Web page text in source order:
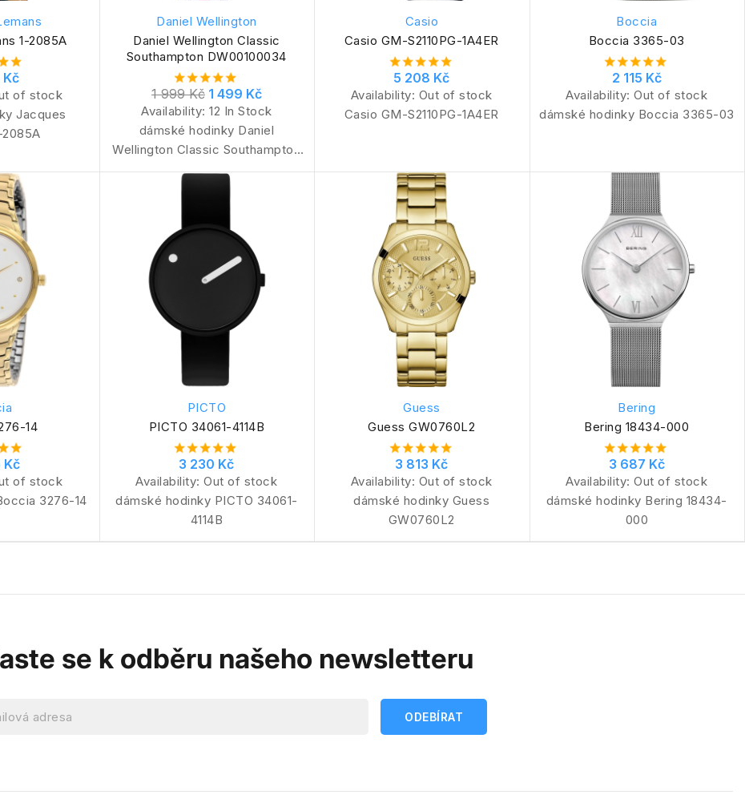
1-2085A
Kč
of stock
Jacques
2085A
Daniel Wellington
Daniel Wellington Classic
Southampton DW00100034
1 999 Kč 1 499 Kč
Availability:12 In Stock
dámské hodinky Daniel
Wellington Classic Southampton
DW00100034
Casio
Casio GM-S2110PG-1A4ER
5 208 Kč
Availability: Out of stock
Casio GM-S2110PG-1A4ER
Boccia
Boccia 3365-03
2 115 Kč
Availability:Out of stock
dámské hodinky Boccia 3365-03
14
Kč
of stock
3276-14
PICTO
PICTO 34061-4114B
3 230 Kč
Availability:Out of stock
dámské hodinky PICTO 34061-
4114B
Guess
Guess GW0760L2
3 813 Kč
Availability: Out of stock
dámské hodinky Guess
GW0760L2
Bering
Bering 18434-000
3 687 Kč
Availability:Out of stock
dámské hodinky Bering 18434-
000
se k odběru našeho newsletteru